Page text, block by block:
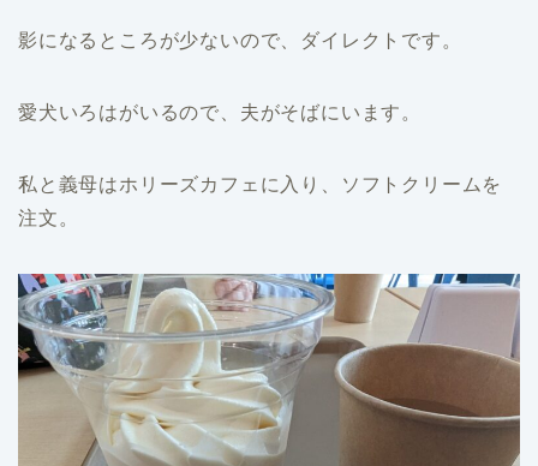
影になるところが少ないので、ダイレクトです。
愛犬いろはがいるので、夫がそばにいます。
私と義母はホリーズカフェに入り、ソフトクリームを
注文。